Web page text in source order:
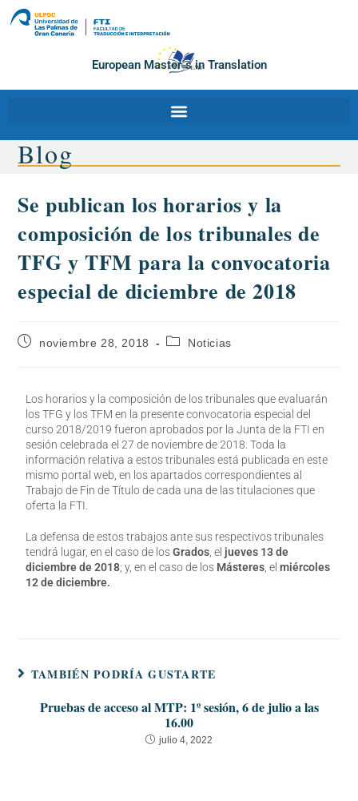
European Master´s in Translation
Blog
Se publican los horarios y la
composición de los tribunales de
TFG y TFM para la convocatoria
especial de diciembre de 2018
noviembre 28, 2018 Noticias
Los horarios y la composición de los tribunales que evaluarán
los TFG y los TFM en la presente convocatoria especial del
curso 2018/2019 fueron aprobados por la Junta de la FTI en
sesión celebrada el 27 de noviembre de 2018. Toda la
información relativa a estos tribunales está publicada en este
mismo portal web, en los apartados correspondientes al
Trabajo de Fin de Título de cada una de las titulaciones que
oferta la FTI.
La defensa de estos trabajos ante sus respectivos tribunales
tendrá lugar, en el caso de losGrados, el jueves 13 de
diciembre de 2018; y, en el caso de los Másteres, elmiércoles
12 de diciembre.
TAMBIÉN PODRÍA GUSTARTE
Pruebas de acceso al MTP: 1º sesión, 6 de julio a las
16.00
julio 4, 2022